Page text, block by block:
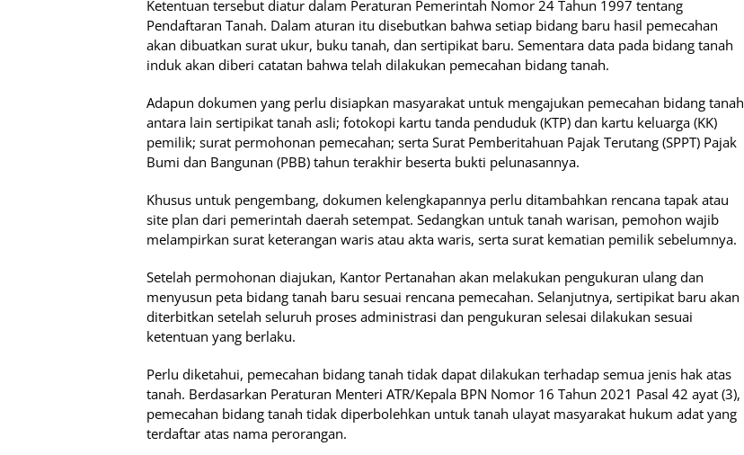
Ketentuan tersebut diatur dalam Peraturan Pemerintah Nomor 24 Tahun 1997 tentang
Pendaftaran Tanah. Dalam aturan itu disebutkan bahwa setiap bidang baru hasil pemecahan
akan dibuatkan surat ukur, buku tanah, dan sertipikat baru. Sementara data pada bidang tanah
induk akan diberi catatan bahwa telah dilakukan pemecahan bidang tanah.
Adapun dokumen yang perlu disiapkan masyarakat untuk mengajukan pemecahan bidang tanah
antara lain sertipikat tanah asli; fotokopi kartu tanda penduduk (KTP) dan kartu keluarga (KK)
pemilik; surat permohonan pemecahan; serta Surat Pemberitahuan Pajak Terutang (SPPT) Pajak
Bumi dan Bangunan (PBB) tahun terakhir beserta bukti pelunasannya.
Khusus untuk pengembang, dokumen kelengkapannya perlu ditambahkan rencana tapak atau
site plan dari pemerintah daerah setempat. Sedangkan untuk tanah warisan, pemohon wajib
melampirkan surat keterangan waris atau akta waris, serta surat kematian pemilik sebelumnya.
Setelah permohonan diajukan, Kantor Pertanahan akan melakukan pengukuran ulang dan
menyusun peta bidang tanah baru sesuai rencana pemecahan. Selanjutnya, sertipikat baru akan
diterbitkan setelah seluruh proses administrasi dan pengukuran selesai dilakukan sesuai
ketentuan yang berlaku.
Perlu diketahui, pemecahan bidang tanah tidak dapat dilakukan terhadap semua jenis hak atas
tanah. Berdasarkan Peraturan Menteri ATR/Kepala BPN Nomor 16 Tahun 2021 Pasal 42 ayat (3),
pemecahan bidang tanah tidak diperbolehkan untuk tanah ulayat masyarakat hukum adat yang
terdaftar atas nama perorangan.